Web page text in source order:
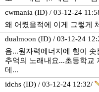
cwmania (ID) / 03-12-24
왜 어렸을적에 이게 그렇게
dualmoon (ID) / 03-12-24
음...원자력에너지에 힘이 솟
추억의 노래내요...초등학교
데...
idchs (ID) / 03-12-24 12:32/